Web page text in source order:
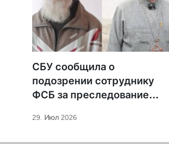
СБУ сообщила о
подозрении сотруднику
ФСБ за преследование
29. Июл 2026